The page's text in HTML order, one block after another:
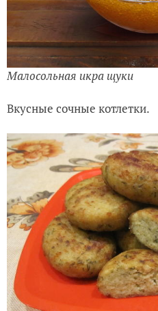
Малосольная икра щуки
Вкусные сочные котлетки.